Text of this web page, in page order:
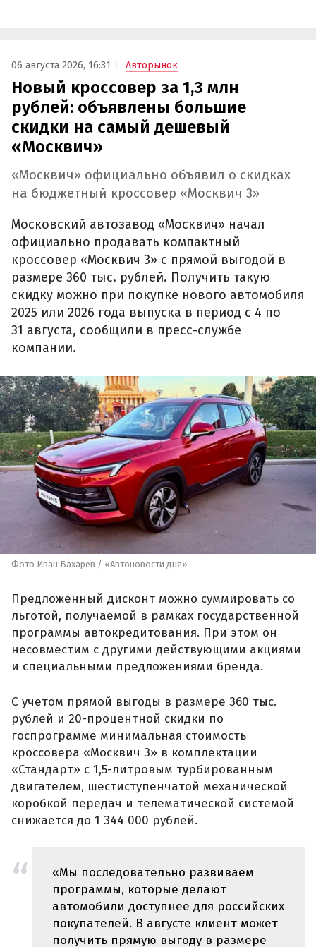
06 августа 2026, 16:31 Авторынок
Новый кроссовер за 1,3 млн
рублей: объявлены большие
скидки на самый дешевый
«Москвич»
«Москвич» официально объявил о скидках
на бюджетный кроссовер «Москвич 3»
Московский автозавод «Москвич» начал
официально продавать компактный
кроссовер «Москвич 3» с прямой выгодой в
размере 360 тыс. рублей. Получить такую
скидку можно при покупке нового автомобиля
2025 или 2026 года выпуска в период с 4 по
31 августа, сообщили в пресс-службе
компании.
Фото Иван Бахарев / «Автоновости дня»
Предложенный дисконт можно суммировать со
льготой, получаемой в рамках государственной
программы автокредитования. При этом он
несовместим с другими действующими акциями
и специальными предложениями бренда.
С учетом прямой выгоды в размере 360 тыс.
рублей и 20-процентной скидки по
госпрограмме минимальная стоимость
кроссовера «Москвич 3» в комплектации
«Стандарт» с 1,5-литровым турбированным
двигателем, шестиступенчатой механической
коробкой передач и телематической системой
снижается до 1 344 000 рублей.
«Мы последовательно развиваем
программы, которые делают
автомобили доступнее для российских
покупателей. В августе клиент может
получить прямую выгоду в размере